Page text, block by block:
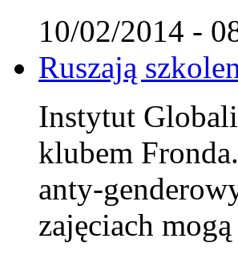
10/02/2014 -
Ruszają
Instytut
klubem
anty-
zajęciach